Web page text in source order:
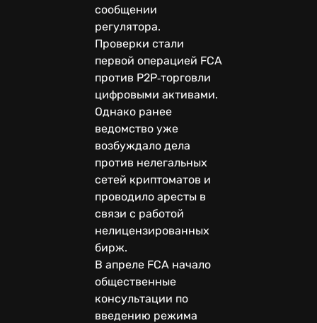
сообщении
регулятора.
Проверки стали
первой операцией FCA
против P2P‑торговли
цифровыми активами.
Однако ранее
ведомство уже
возбуждало дела
против нелегальных
сетей криптоматов и
проводило аресты в
связи с работой
нелицензированных
бирж.
В апреле FCA начало
общественные
консультации по
введению режима